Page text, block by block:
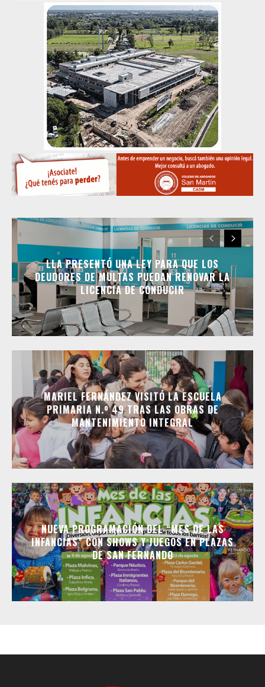
LLA PRESENTÓ UNA LEY PARA QUE LOS
DEUDORES DE MULTAS PUEDAN RENOVAR LA
LICENCIA DE CONDUCIR
MARIEL FERNÁNDEZ VISITÓ LA ESCUELA
PRIMARIA N.º 49 TRAS LAS OBRAS DE
MANTENIMIENTO INTEGRAL
NUEVA PROGRAMACIÓN DEL “MES DE LAS
INFANCIAS” CON SHOWS Y JUEGOS EN PLAZAS
DE SAN FERNANDO